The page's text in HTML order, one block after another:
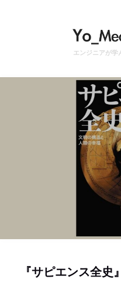
エンジニアが学
『サピエンス全